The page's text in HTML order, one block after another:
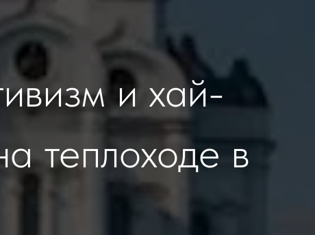
и хай-
теплоходе в